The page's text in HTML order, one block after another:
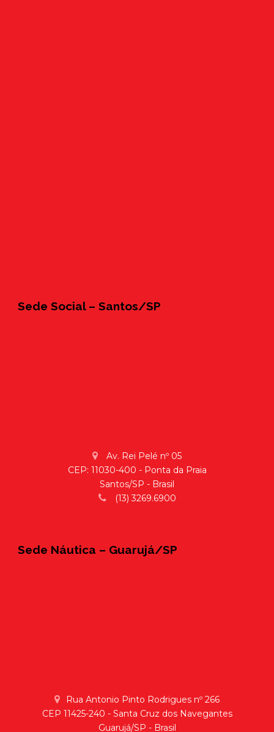
Sede Social – Santos/SP
Av. Rei Pelé nº 05
CEP: 11030-400 - Ponta da Praia
Santos/SP - Brasil
(13) 3269.6900
Sede Náutica – Guarujá/SP
Rua Antonio Pinto Rodrigues nº 266
CEP 11425-240 - Santa Cruz dos Navegantes
Guarujá/SP - Brasil